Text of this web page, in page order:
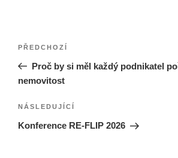
Navigace
příspěvek
Předchozí
příspěvek
PŘEDCHOZÍ
Proč by si měl každý podnikatel
nemovitost
Následující
příspěvek
NÁSLEDUJÍCÍ
Konference RE-FLIP 2026